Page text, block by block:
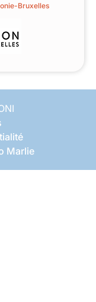
Bruxelles
Marlie